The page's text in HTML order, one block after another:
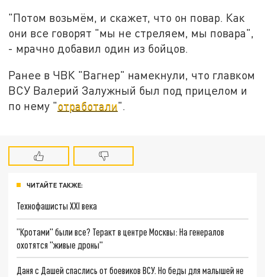
"Потом возьмём, и скажет, что он повар. Как
они все говорят "мы не стреляем, мы повара",
- мрачно добавил один из бойцов.
Ранее в ЧВК "Вагнер" намекнули, что главком
ВСУ Валерий Залужный был под прицелом и
по нему "отработали".
ЧИТАЙТЕ ТАКЖЕ:
Технофашисты XXI века
"Кротами" были все? Теракт в центре Москвы: На генералов
охотятся "живые дроны"
Даня с Дашей спаслись от боевиков ВСУ. Но беды для малышей не